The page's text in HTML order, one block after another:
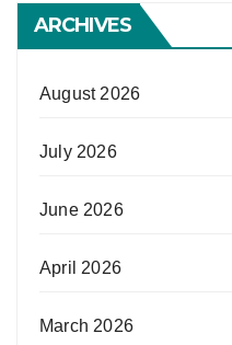
ARCHIVES
August 2026
July 2026
June 2026
April 2026
March 2026